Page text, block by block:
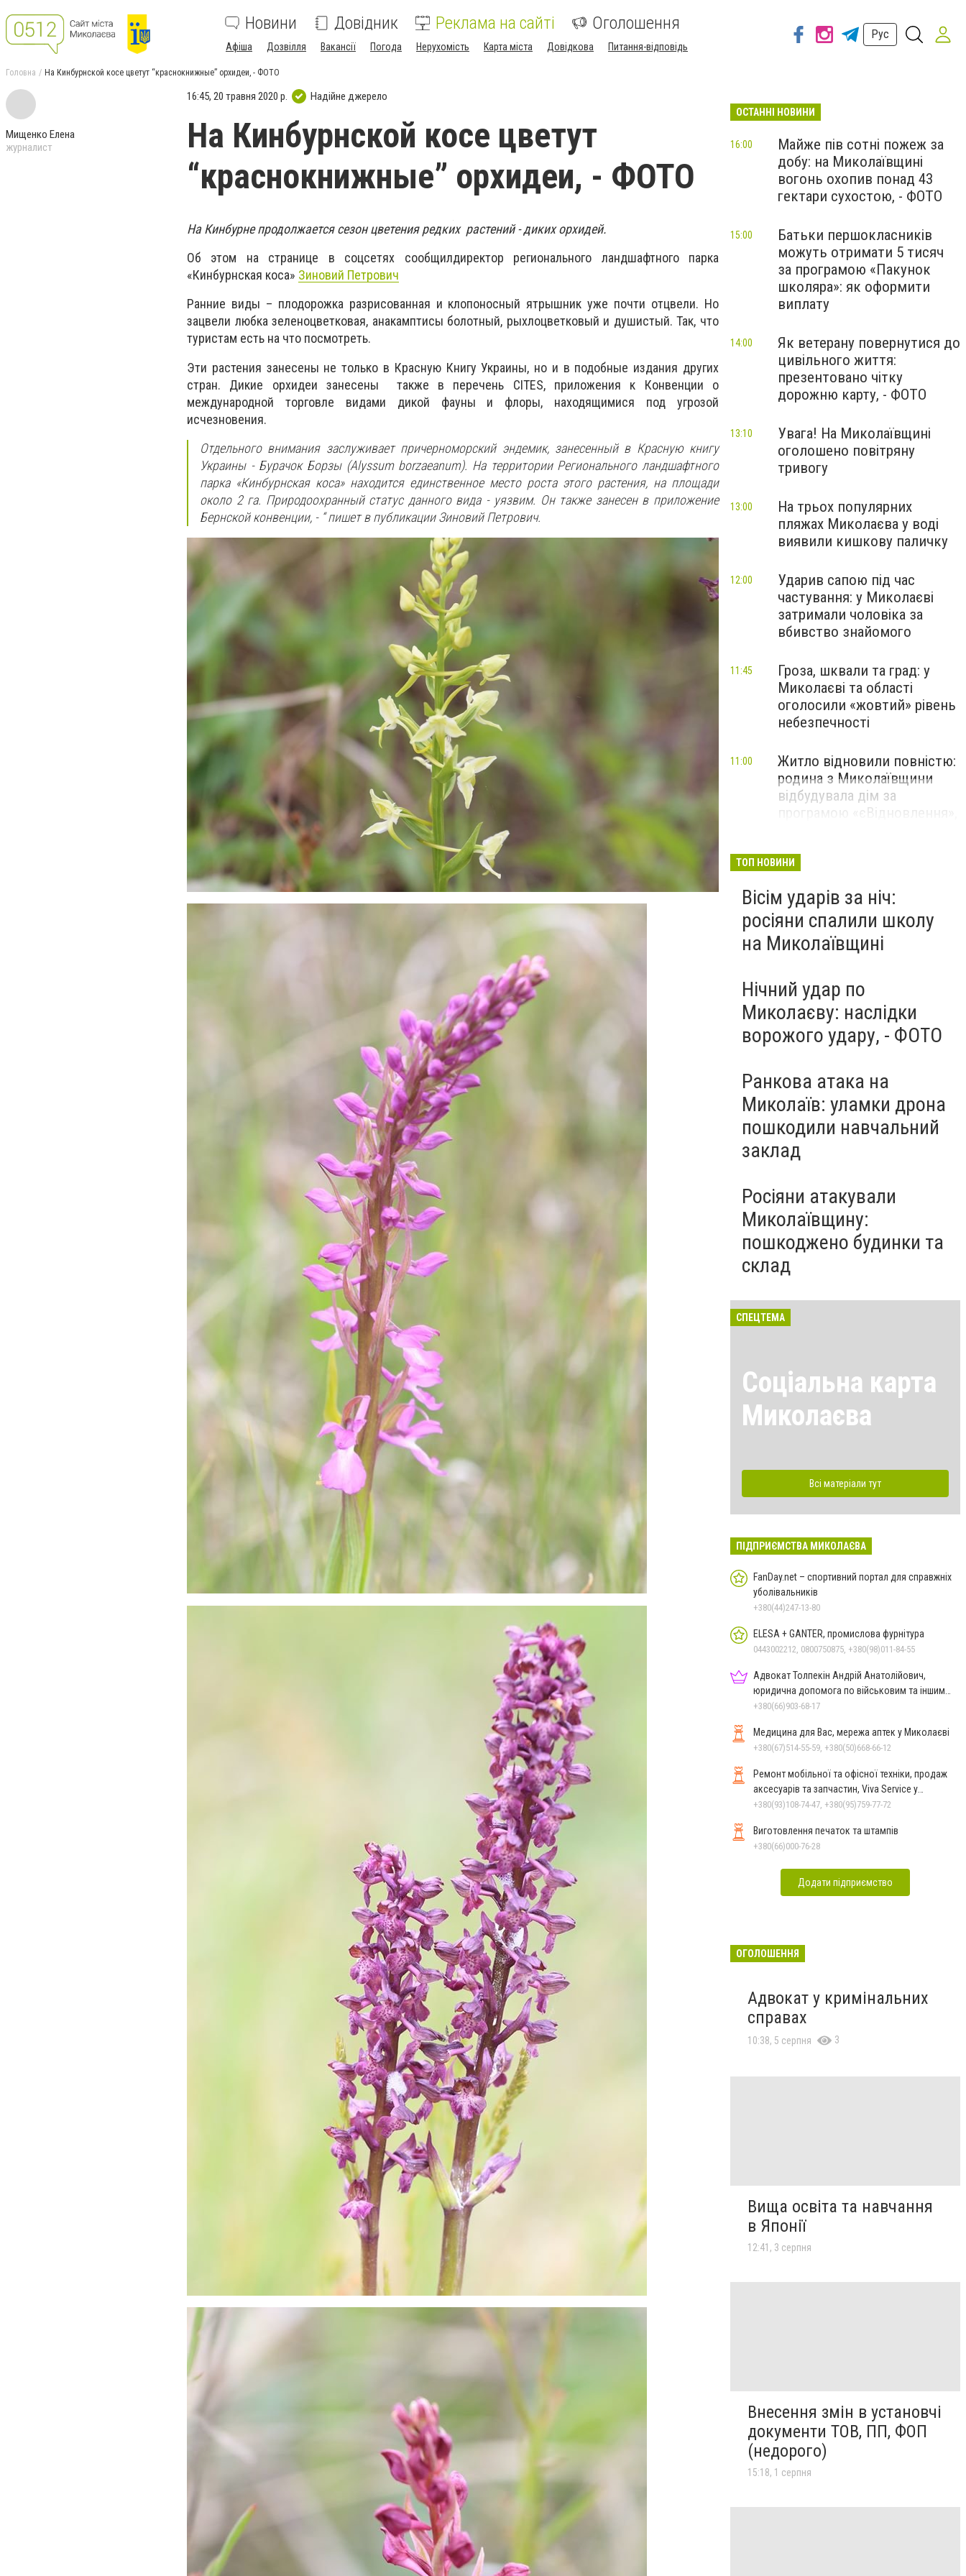
Новини Довідник Реклама на сайті Оголошення
Афіша Дозвілля Вакансії Погода Нерухомість Карта міста Довідкова Питання-відповідь
Рус
Головна На Кинбурнской косе цветут “краснокнижные” орхидеи, - ФОТО
Мищенко Елена
журналист
16:45, 20 травня 2020 р. Надійне джерело
На Кинбурнской косе цветут
“краснокнижные” орхидеи, - ФОТО
На Кинбурне продолжается сезон цветения редких растений - диких орхидей.
Об этом на странице в соцсетях сообщилдиректор регионального ландшафтного парка
«Кинбурнская коса» Зиновий Петрович
Ранние виды – плодорожка разрисованная и клопоносный ятрышник уже почти отцвели. Но
зацвели любка зеленоцветковая, анакамптисы болотный, рыхлоцветковый и душистый. Так, что
туристам есть на что посмотреть.
Эти растения занесены не только в Красную Книгу Украины, но и в подобные издания других
стран. Дикие орхидеи занесены также в перечень CITES, приложения к Конвенции о
международной торговле видами дикой фауны и флоры, находящимися под угрозой
исчезновения.
Отдельного внимания заслуживает причерноморский эндемик, занесенный в Красную книгу
Украины - Бурачок Борзы (Alyssum borzaeanum). На территории Регионального ландшафтного
парка «Кинбурнская коса» находится единственное место роста этого растения, на площади
около 2 га. Природоохранный статус данного вида - уязвим. Он также занесен в приложение
Бернской конвенции, - “ пишет в публикации Зиновий Петрович.
ОСТАННІ НОВИНИ
Майже пів сотні пожеж за
добу: на Миколаївщині
вогонь охопив понад 43
гектари сухостою, - ФОТО
16:00
Батьки першокласників
можуть отримати 5 тисяч
за програмою «Пакунок
школяра»: як оформити
виплату
15:00
Як ветерану повернутися до
цивільного життя:
презентовано чітку
дорожню карту, - ФОТО
14:00
Увага! На Миколаївщині
оголошено повітряну
тривогу
13:10
На трьох популярних
пляжах Миколаєва у воді
виявили кишкову паличку
13:00
Ударив сапою під час
частування: у Миколаєві
затримали чоловіка за
вбивство знайомого
12:00
Гроза, шквали та град: у
Миколаєві та області
оголосили «жовтий» рівень
небезпечності
11:45
Житло відновили повністю:
родина з Миколаївщини
відбудувала дім за
програмою «єВідновлення»,
11:00
ТОП НОВИНИ
Вісім ударів за ніч:
росіяни спалили школу
на Миколаївщині
Нічний удар по
Миколаєву: наслідки
ворожого удару, - ФОТО
Ранкова атака на
Миколаїв: уламки дрона
пошкодили навчальний
заклад
Росіяни атакували
Миколаївщину:
пошкоджено будинки та
склад
СПЕЦТЕМА
Соціальна карта
Миколаєва
Всі матеріали тут
ПІДПРИЄМСТВА МИКОЛАЄВА
FanDay.net – спортивний портал для справжніх
уболівальників
+380(44)247-13-80
ELESA + GANTER, промислова фурнітура
0443002212, 0800750875, +380(98)011-84-55
Адвокат Толпекін Андрій Анатолійович,
юридична допомога по військовим та іншим
справам
+380(66)903-68-17
Медицина для Вас, мережа аптек у Миколаєві
+380(67)514-55-59, +380(50)668-66-12
Ремонт мобільної та офісної техніки, продаж
аксесуарів та запчастин, Viva Service у
Миколаєві
+380(93)108-74-47, +380(95)759-77-72
Виготовлення печаток та штампів
+380(66)000-76-28
Додати підприємство
ОГОЛОШЕННЯ
Адвокат у кримінальних
справах
10:38, 5 серпня 3
Вища освіта та навчання
в Японії
12:41, 3 серпня
Внесення змін в установчі
документи ТОВ, ПП, ФОП
(недорого)
15:18, 1 серпня